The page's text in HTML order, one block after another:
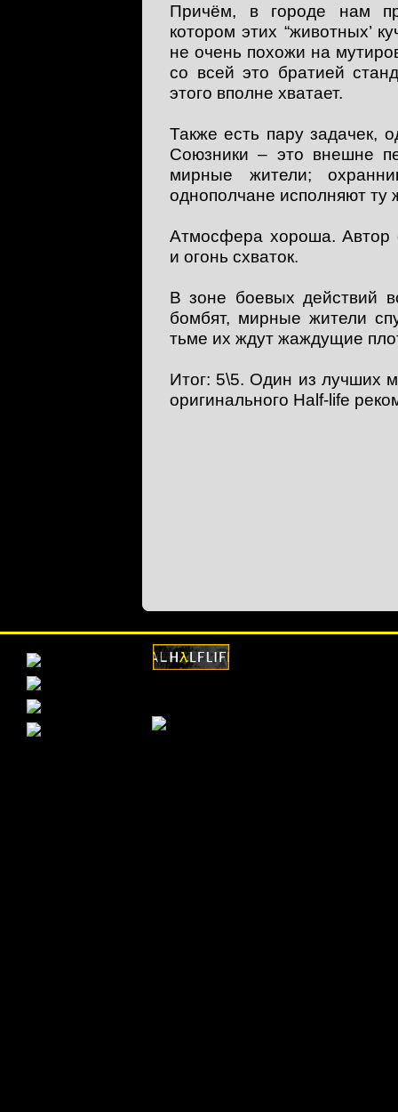
Причём, в городе нам
котором этих “животных’
не очень похожи на
со всей это братией
этого вполне хватает.
Также есть пару задачек,
Союзники – это внешне
мирные жители;
однополчане исполняют ту
Атмосфера хороша. Автор
и огонь схваток.
В зоне боевых действий
бомбят, мирные жители
тьме их ждут жаждущие
Итог: 5\5. Один из лучших
оригинального Half-life